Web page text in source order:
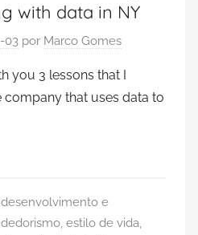
with data in NY
03 por Marco Gomes
you 3 lessons that I
company that uses data to
desenvolvimento e
estilo de vida